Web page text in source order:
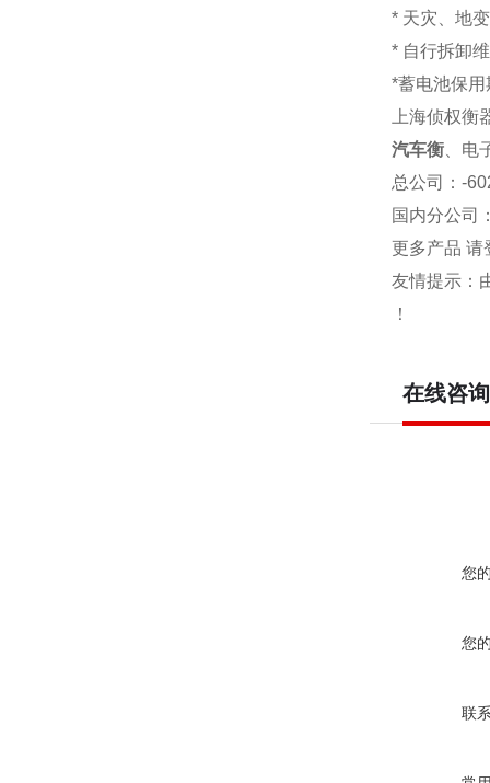
* 天灾、地
* 自行拆卸
*蓄电池保用
上海侦权
汽车衡 、
总公司
：-
国内分公司
更多产品 请
友情提示：
！
在线咨询
您
您
联